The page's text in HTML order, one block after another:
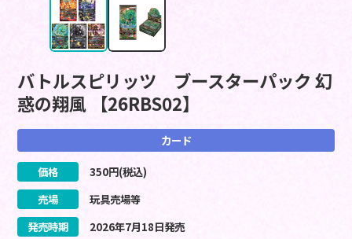
バトルスピリッツ ブースターパック 幻
惑の翔風 【26RBS02】
カード
価格 350円(税込)
売場
玩具売場等
発売時期
2026年7月18日発売